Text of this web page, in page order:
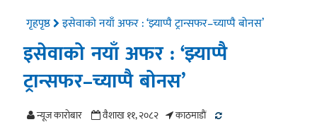
गृहपृष्ठ इसेवाको नयाँ अफर : ‘झ्याप्पै ट्रान्सफर–च्याप्पै बोनस’
इसेवाको नयाँ अफर : ‘झ्याप्पै
ट्रान्सफर–च्याप्पै बोनस’
न्यूज काराेबार वैशाख ११, २०८२ काठमाडाैं